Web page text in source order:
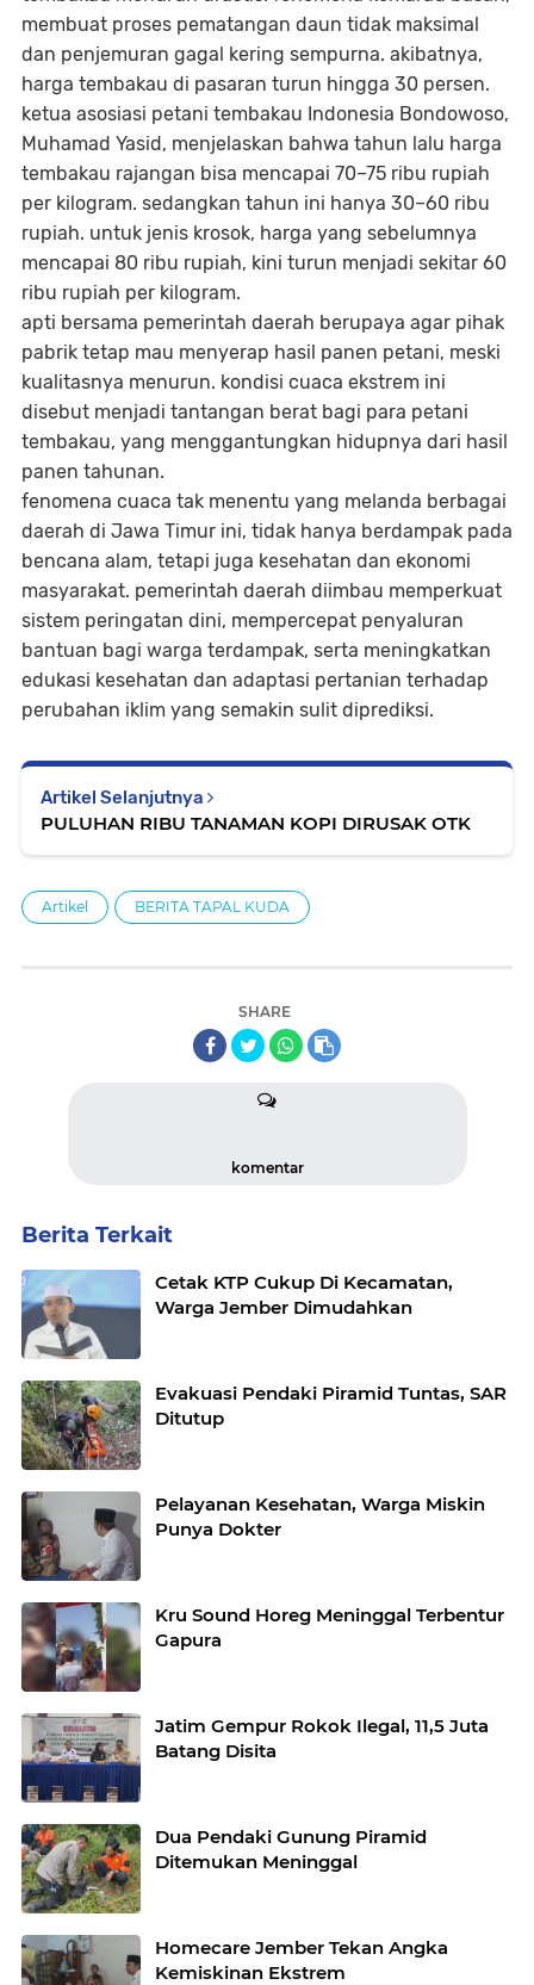
membuat proses pematangan daun tidak maksimal
dan penjemuran gagal kering sempurna. akibatnya,
harga tembakau di pasaran turun hingga 30 persen.
ketua asosiasi petani tembakau Indonesia Bondowoso,
Muhamad Yasid, menjelaskan bahwa tahun lalu harga
tembakau rajangan bisa mencapai 70–75 ribu rupiah
per kilogram. sedangkan tahun ini hanya 30–60 ribu
rupiah. untuk jenis krosok, harga yang sebelumnya
mencapai 80 ribu rupiah, kini turun menjadi sekitar 60
ribu rupiah per kilogram.
apti bersama pemerintah daerah berupaya agar pihak
pabrik tetap mau menyerap hasil panen petani, meski
kualitasnya menurun. kondisi cuaca ekstrem ini
disebut menjadi tantangan berat bagi para petani
tembakau, yang menggantungkan hidupnya dari hasil
panen tahunan.
fenomena cuaca tak menentu yang melanda berbagai
daerah di Jawa Timur ini, tidak hanya berdampak pada
bencana alam, tetapi juga kesehatan dan ekonomi
masyarakat. pemerintah daerah diimbau memperkuat
sistem peringatan dini, mempercepat penyaluran
bantuan bagi warga terdampak, serta meningkatkan
edukasi kesehatan dan adaptasi pertanian terhadap
perubahan iklim yang semakin sulit diprediksi.
Artikel Selanjutnya
PULUHAN RIBU TANAMAN KOPI DIRUSAK OTK
Artikel BERITA TAPAL KUDA
SHARE
komentar
Berita Terkait
Cetak KTP Cukup Di Kecamatan,
Warga Jember Dimudahkan
Evakuasi Pendaki Piramid Tuntas, SAR
Ditutup
Pelayanan Kesehatan, Warga Miskin
Punya Dokter
Kru Sound Horeg Meninggal Terbentur
Gapura
Jatim Gempur Rokok Ilegal, 11,5 Juta
Batang Disita
Dua Pendaki Gunung Piramid
Ditemukan Meninggal
Homecare Jember Tekan Angka
Kemiskinan Ekstrem